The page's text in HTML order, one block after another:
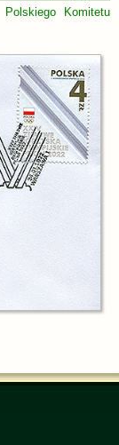
Polskiego Komitetu